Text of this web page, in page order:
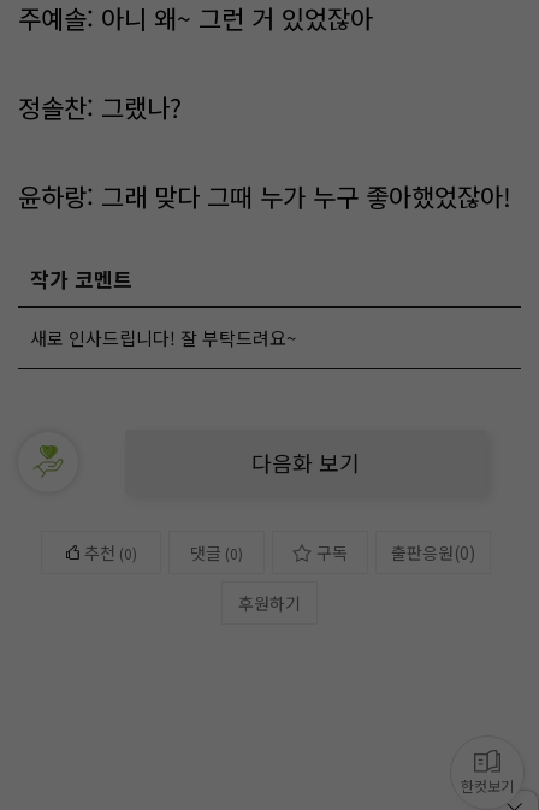
주예솔: 아니 왜~ 그런 거 있었잖아
정솔찬: 그랬나?
윤하랑: 그래 맞다 그때 누가 누구 좋아했었잖아!
작가 코멘트
새로 인사드립니다! 잘 부탁드려요~
다음화 보기
추천 (0) 댓글 (0) 구독 출판응원(0)
후원하기
한컷보기